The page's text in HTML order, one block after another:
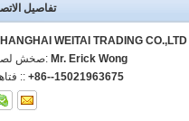
تفاصيل
WEITAI TRADING CO.,LTD
اتصل Mr. Erick Wong
+86--15021963675